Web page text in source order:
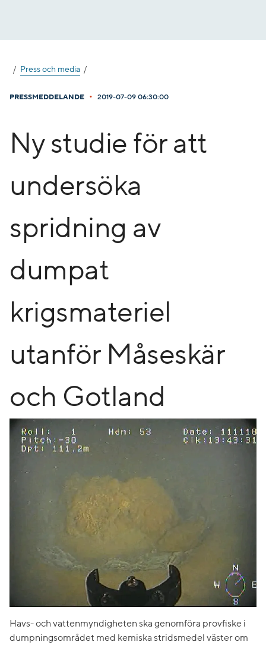
Press och media
PRESSMEDDELANDE • 2019-07-09 06:30:00
Ny studie för att
undersöka
spridning av
dumpat
krigsmateriel
utanför Måseskär
och Gotland
Havs- och vattenmyndigheten ska genomföra provfiske i
dumpningsområdet med kemiska stridsmedel väster om